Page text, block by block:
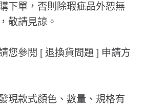
下單，否則除瑕疵品外恕無
敬請見諒。
您參閱 [ 退換貨問題 ] 申請方
現款式顏色、數量、規格有